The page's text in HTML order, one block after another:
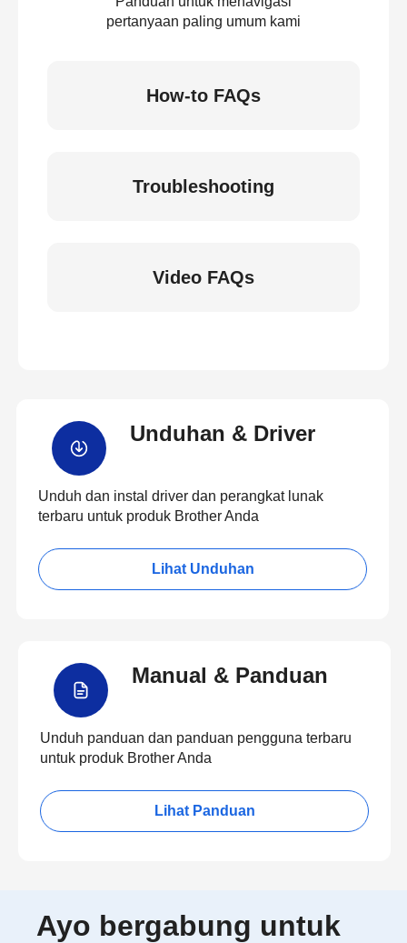
pertanyaan paling umum kami
How-to FAQs
Troubleshooting
Video FAQs
Unduhan & Driver
Unduh dan instal driver dan perangkat lunak
terbaru untuk produk Brother Anda
Lihat Unduhan
Manual & Panduan
Unduh panduan dan panduan pengguna terbaru
untuk produk Brother Anda
Lihat Panduan
Ayo bergabung untuk